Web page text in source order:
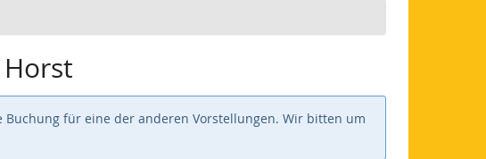
Buchung für eine der anderen Vorstellungen. Wir bitten um